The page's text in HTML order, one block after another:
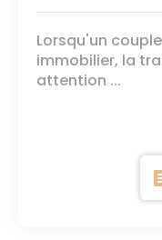
Lorsqu'un
immobilier, la
attention ...